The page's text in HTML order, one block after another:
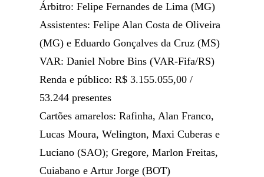
Árbitro: Felipe Fernandes de Lima (MG)
Assistentes: Felipe Alan Costa de Oliveira
(MG) e Eduardo Gonçalves da Cruz (MS)
VAR: Daniel Nobre Bins (VAR-Fifa/RS)
Renda e público: R$ 3.155.055,00 /
53.244 presentes
Cartões amarelos: Rafinha, Alan Franco,
Lucas Moura, Welington, Maxi Cuberas e
Luciano (SAO); Gregore, Marlon Freitas,
Cuiabano e Artur Jorge (BOT)